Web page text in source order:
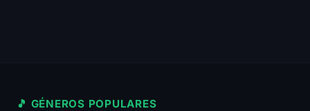
🎵 GÉNEROS POPULARES